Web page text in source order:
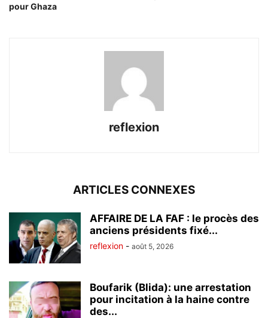
pour Ghaza
reflexion
ARTICLES CONNEXES
AFFAIRE DE LA FAF : le procès des
anciens présidents fixé...
reflexion - août 5, 2026
Boufarik (Blida): une arrestation
pour incitation à la haine contre
des...